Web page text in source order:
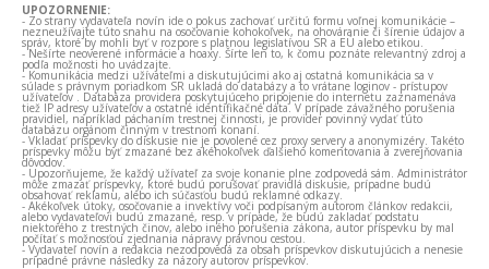
UPOZORNENIE:
- Zo strany vydavateľa novín ide o pokus zachovať určitú formu voľnej komunikácie –
nezneužívajte túto snahu na osočovanie kohokoľvek, na ohováranie či šírenie údajov a
správ, ktoré by mohli byť v rozpore s platnou legislatívou SR a EÚ alebo etikou.
- Nešírte neoverené informácie a hoaxy. Šírte len to, k čomu poznáte relevantný zdroj a
podľa možnosti ho uvádzajte.
- Komunikácia medzi užívateľmi a diskutujúcimi ako aj ostatná komunikácia sa v
súlade s právnym poriadkom SR ukladá do databázy a to vrátane loginov - prístupov
užívateľov . Databáza providera poskytujúceho pripojenie do internetu zaznamenáva
tiež IP adresy užívateľov a ostatné identifikačné dáta. V prípade závažného porušenia
pravidiel, napríklad páchaním trestnej činnosti, je provider povinný vydať túto
databázu orgánom činným v trestnom konaní.
- Vkladať príspevky do diskusie nie je povolené cez proxy servery a anonymizéry. Takéto
príspevky môžu byť zmazané bez akéhokoľvek ďalšieho komentovania a zverejňovania
dôvodov.
- Upozorňujeme, že každý užívateľ za svoje konanie plne zodpovedá sám. Administrátor
môže zmazať príspevky, ktoré budú porušovať pravidlá diskusie, prípadne budú
obsahovať reklamu, alebo ich súčasťou budú reklamné odkazy.
- Akékoľvek útoky, osočovanie a invektívy voči podpísaným autorom článkov redakcii,
alebo vydavateľovi budú zmazané, resp. v prípade, že budú zakladať podstatu
niektorého z trestných činov, alebo iného porušenia zákona, autor príspevku by mal
počítať s možnosťou zjednania nápravy právnou cestou.
- Vydavateľ novín a redakcia nezodpovedá za obsah príspevkov diskutujúcich a nenesie
prípadné právne následky za názory autorov príspevkov.